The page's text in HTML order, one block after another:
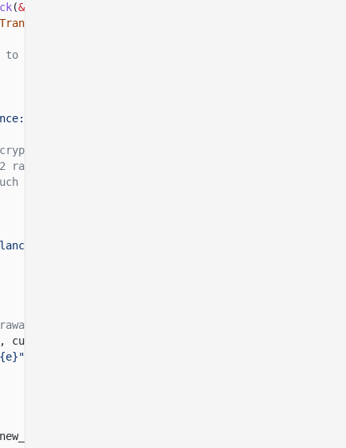
(&
to build the proof.
{e:?}"
balance.
raw units, so it
limit.
{e:?}"
current_available, amount,